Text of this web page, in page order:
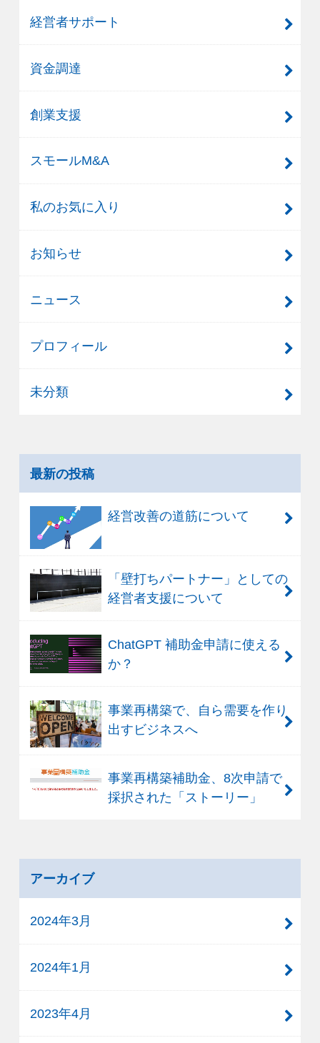
経営者サポート
資金調達
創業支援
スモールM&A
私のお気に入り
お知らせ
ニュース
プロフィール
未分類
最新の投稿
経営改善の道筋について
「壁打ちパートナー」としての
経営者支援について
ChatGPT 補助金申請に使える
か？
事業再構築で、自ら需要を作り
出すビジネスへ
事業再構築補助金、8次申請で
採択された「ストーリー」
アーカイブ
2024年3月
2024年1月
2023年4月